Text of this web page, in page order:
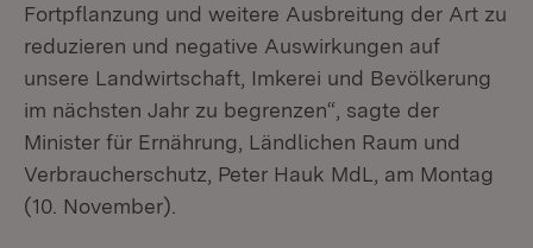
Fortpflanzung und weitere Ausbreitung der Art zu
reduzieren und negative Auswirkungen auf
unsere Landwirtschaft, Imkerei und Bevölkerung
im nächsten Jahr zu begrenzen“, sagte der
Minister für Ernährung, Ländlichen Raum und
Verbraucherschutz, Peter Hauk MdL, am Montag
(10. November).